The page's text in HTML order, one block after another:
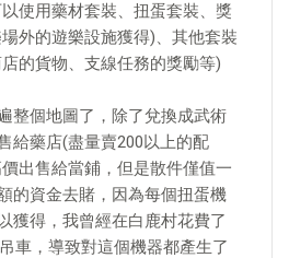
使用藥材套裝、扭蛋套裝、獎
外的遊樂設施獲得)、其他套裝
的貨物、支線任務的獎勵等)
整個地圖了，除了兌換成武術
給藥店(盡量賣200以上的配
出售給當鋪，但是散件僅值一
的資金去賭，因為每個扭蛋機
獲得，我曾經在白鹿村花費了
車，導致對這個機器都產生了